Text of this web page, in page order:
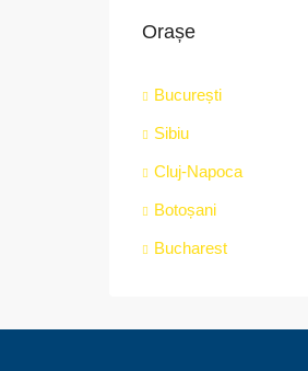
Orașe
București
Sibiu
Cluj-Napoca
Botoșani
Bucharest